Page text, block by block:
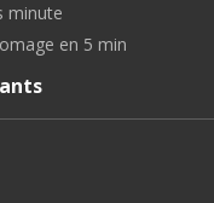
minute
en 5 min